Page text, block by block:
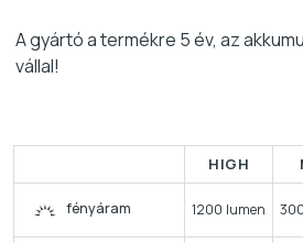
A gyártó a termékre 5 év, az
vállal!
HIGH
fényáram 1200 lumen